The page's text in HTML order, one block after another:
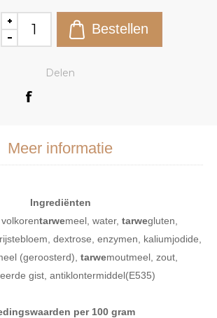
Delen
Meer informatie
Ingrediënten
tarwemeel, water, tarwegluten,
dextrose, enzymen, kaliumjodide,
(geroosterd), tarwemoutmeel, zout,
gist, antiklontermiddel(E535)
per 100 gram